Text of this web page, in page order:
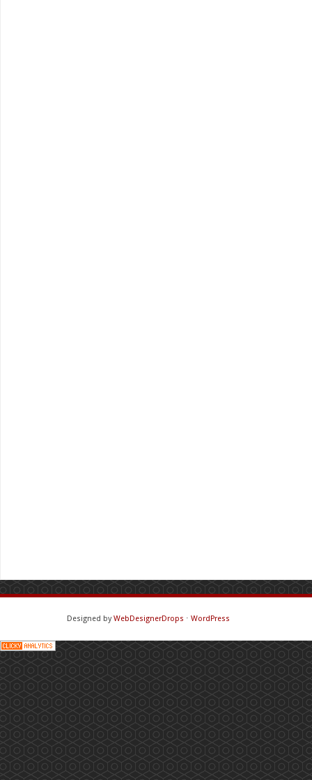
Designed byWebDesignerDrops ⋅ WordPress